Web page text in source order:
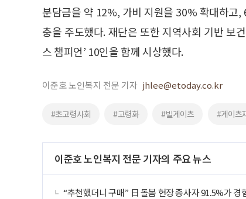
분담금을 약 12%, 가비 지원을 30% 확대하고,
충을 주도했다. 재단은 또한 지역사회 기반 보
스 챔피언’ 10인을 함께 시상했다.
이준호 노인복지 전문 기자 jhlee@etoday.co.kr
#초고령사회 #고령화 #빌게이츠 #게이츠
이준호 노인복지 전문 기자의 주요 뉴스
“추천했더니 구매” 日 돌봄 현장 종사자 91.5%가 경